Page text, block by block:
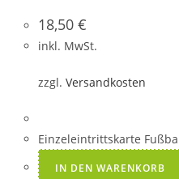
18,50€
inkl. MwSt.
zzgl.Versandkosten
Einzeleintrittskarte
IN DEN WARENKORB